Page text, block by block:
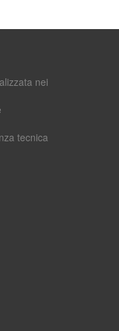
nei
tecnica